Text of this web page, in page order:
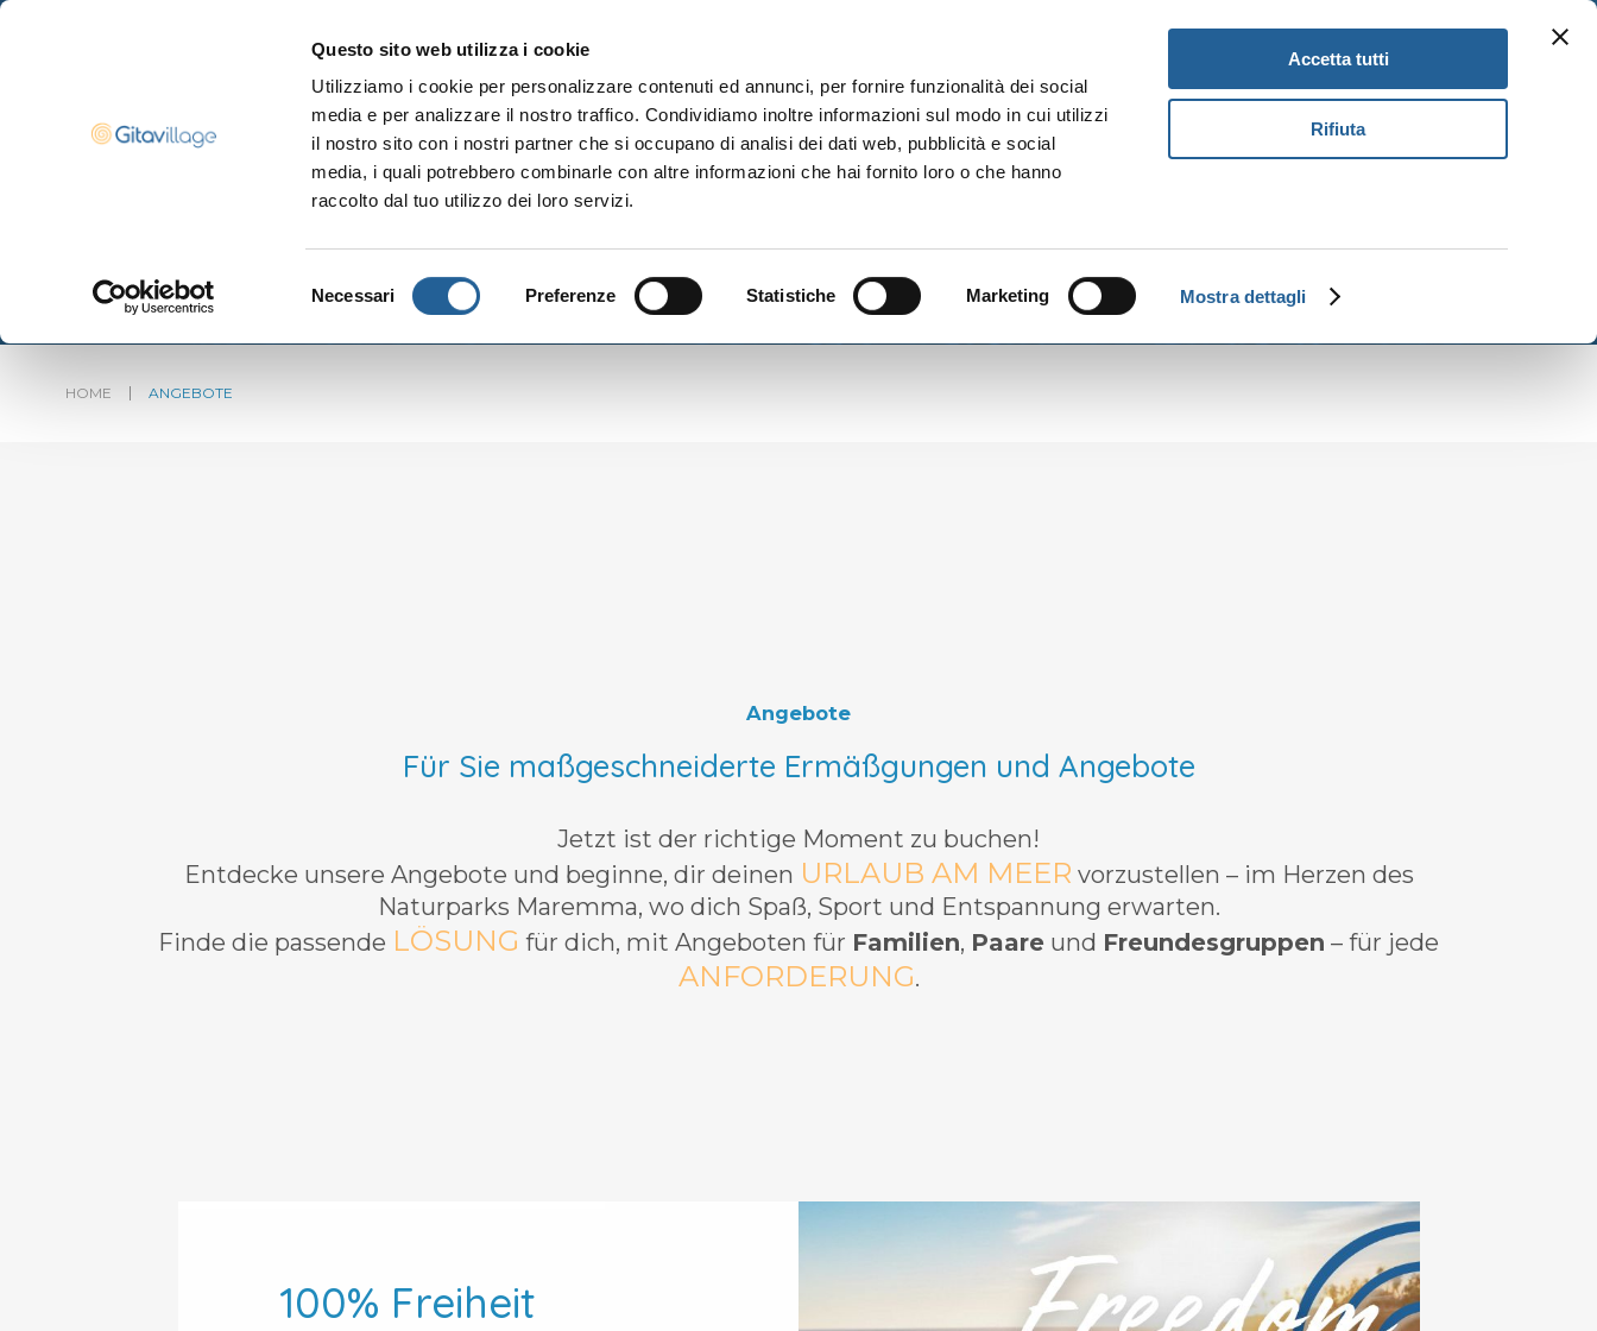
Questo sito web utilizza i cookie
Utilizziamo i cookie per personalizzare contenuti ed annunci, per fornire funzionalità dei social
media e per analizzare il nostro traffico. Condividiamo inoltre informazioni sul modo in cui utilizzi
il nostro sito con i nostri partner che si occupano di analisi dei dati web, pubblicità e social
media, i quali potrebbero combinarle con altre informazioni che hai fornito loro o che hanno
raccolto dal tuo utilizzo dei loro servizi.
del
Necessari Preferenze Statistiche Marketing Mostra dettagli
Accetta tutti
Rifiuta
Newsletter Gift Card
Navigazione servizi
HOME ANGEBOTE
Angebote
Für Sie maßgeschneiderte Ermäßgungen und Angebote
Jetzt ist der richtige Moment zu buchen!
Entdecke unsere Angebote und beginne, dir deinen URLAUB AM MEER vorzustellen – im Herzen des
Naturparks Maremma, wo dich Spaß, Sport und Entspannung erwarten.
Finde die passende LÖSUNG für dich, mit Angeboten für Familien, Paare und Freundesgruppen – für jede
ANFORDERUNG.
100% Freiheit